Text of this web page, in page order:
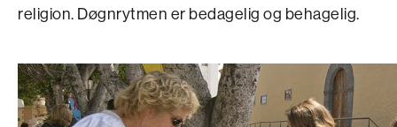
religion. Døgnrytmen er bedagelig og behagelig.